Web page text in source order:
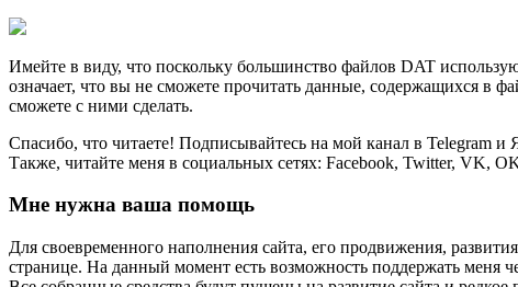
Имейте в виду, что поскольку большинство файлов DAT
означает, что вы не сможете прочитать данные, содержащихся в
сможете с ними сделать.
Спасибо, что читаете! Подписывайтесь на мой канал в Telegram
Также, читайте меня в социальных сетях: Facebook, Twitter, VK,
Мне нужна ваша помощь
Для своевременного наполнения сайта, его продвижения,
странице. На данный момент есть возможность поддержать меня